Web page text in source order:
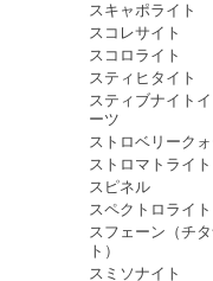
スキャポライト
スコレサイト
スコロライト
スティヒタイト
スティブナイト
ーツ
ストロベリーク
ストロマトライト
スピネル
スペクトロライト
スフェーン（チ
ト）
スミソナイト